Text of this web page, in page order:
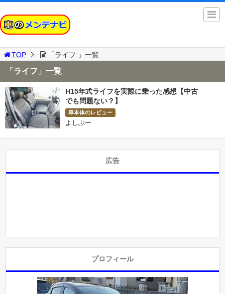
TOP 「ライフ 」一覧
「ライフ」一覧
H15年式ライフを実際に乗った感想【中古
でも問題ない？】
車本体のレビュー
よしぶー
広告
プロフィール